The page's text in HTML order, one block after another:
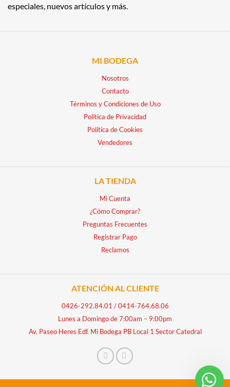
especiales, nuevos artículos y más.
MI BODEGA
Nosotros
Contacto
Términos y Condiciones de Uso
Política de Privacidad
Política de Cookies
Vendedores
LA TIENDA
Mi Cuenta
¿Cómo Comprar?
Preguntas Frecuentes
Registrar Pago
Reclamos
ATENCIÓN AL CLIENTE
0426-292.84.01 /0414-764.68.06
Lunes a Domingo de 7:00am – 9:00pm
Av. Paseo Heres Edf. Mi Bodega PB Local 1 Sector Catedral